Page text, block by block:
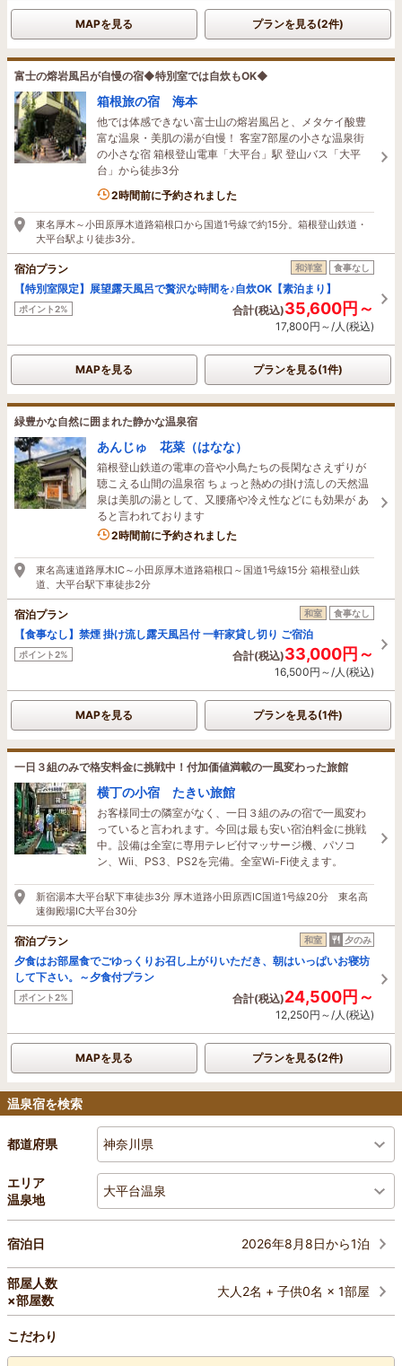
MAPを見る プランを見る(2件)
富士の熔岩風呂が自慢の宿◆特別室では自炊もOK◆
箱根旅の宿 海本
他では体感できない富士山の熔岩風呂と、メタケイ酸豊
富な温泉・美肌の湯が自慢！ 客室7部屋の小さな温泉街
の小さな宿 箱根登山電車「大平台」駅 登山バス「大平
台」から徒歩3分
1名がこの宿を見ています
2時間前に予約されました
東名厚木～小田原厚木道路箱根口から国道1号線で約15分。箱根登山鉄道・
大平台駅より徒歩3分。
宿泊プラン 和洋室 食事なし
【特別室限定】展望露天風呂で贅沢な時間を♪自炊OK【素泊まり】
ポイント2% 合計(税込)35,600円～
17,800円～/人(税込)
MAPを見る プランを見る(1件)
緑豊かな自然に囲まれた静かな温泉宿
あんじゅ 花菜（はなな）
箱根登山鉄道の電車の音や小鳥たちの長閑なさえずりが
聴こえる山間の温泉宿 ちょっと熱めの掛け流しの天然温
泉は美肌の湯として、又腰痛や冷え性などにも効果が あ
ると言われております
2時間前に予約されました
東名高速道路厚木IC～小田原厚木道路箱根口～国道1号線15分 箱根登山鉄
道、大平台駅下車徒歩2分
宿泊プラン 和室 食事なし
【食事なし】禁煙 掛け流し露天風呂付 一軒家貸し切り ご宿泊
ポイント2% 合計(税込)33,000円～
16,500円～/人(税込)
MAPを見る プランを見る(1件)
一日３組のみで格安料金に挑戦中！付加価値満載の一風変わった旅館
横丁の小宿 たきい旅館
お客様同士の隣室がなく、一日３組のみの宿で一風変わ
っていると言われます。今回は最も安い宿泊料金に挑戦
中。設備は全室に専用テレビ付マッサージ機、パソコ
ン、Wii、PS3、PS2を完備。全室Wi-Fi使えます。
新宿湯本大平台駅下車徒歩3分 厚木道路小田原西IC国道1号線20分 東名高
速御殿場IC大平台30分
宿泊プラン 和室 夕のみ
夕食はお部屋食でごゆっくりお召し上がりいただき、朝はいっぱいお寝坊
して下さい。～夕食付プラン
ポイント2% 合計(税込)24,500円～
12,250円～/人(税込)
MAPを見る プランを見る(2件)
温泉宿を検索
都道府県 神奈川県
エリア
温泉地
大平台温泉
宿泊日 2026年8月8日から1泊
部屋人数
×部屋数
大人2名 + 子供0名 × 1部屋
こだわり